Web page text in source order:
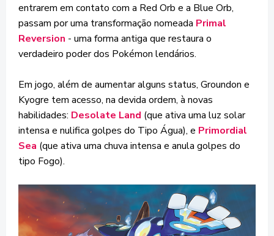
entrarem em contato com a Red Orb e a Blue Orb,
passam por uma transformação nomeada Primal
Reversion - uma forma antiga que restaura o
verdadeiro poder dos Pokémon lendários.
Em jogo, além de aumentar alguns status, Groundon e
Kyogre tem acesso, na devida ordem, à novas
habilidades: Desolate Land (que ativa uma luz solar
intensa e nulifica golpes do Tipo Água), e Primordial
Sea (que ativa uma chuva intensa e anula golpes do
tipo Fogo).